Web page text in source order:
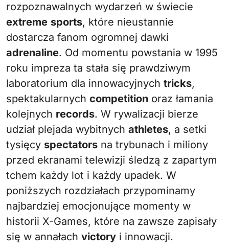
rozpoznawalnych wydarzeń w świecie
extreme sports, które nieustannie
dostarcza fanom ogromnej dawki
adrenaline. Od momentu powstania w 1995
roku impreza ta stała się prawdziwym
laboratorium dla innowacyjnych tricks,
spektakularnych competition oraz łamania
kolejnych records. W rywalizacji bierze
udział plejada wybitnych athletes, a setki
tysięcy spectators na trybunach i miliony
przed ekranami telewizji śledzą z zapartym
tchem każdy lot i każdy upadek. W
poniższych rozdziałach przypominamy
najbardziej emocjonujące momenty w
historii X-Games, które na zawsze zapisały
się w annałach victory i innowacji.